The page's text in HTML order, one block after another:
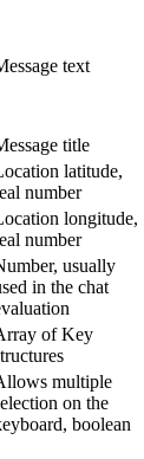
text
title
latitude,
number
longitude,
number
usually
in the chat
of Key
multiple
on the
boolean